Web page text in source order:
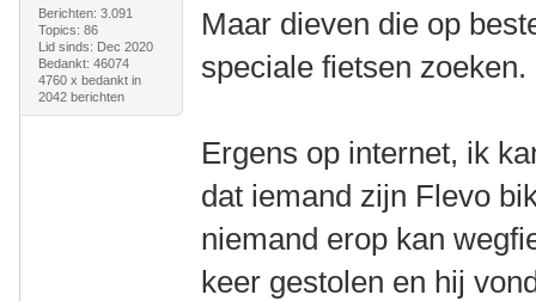
Berichten: 3.091
Topics: 86
Lid sinds: Dec 2020
Bedankt: 46074
4760 x bedankt in
2042 berichten
Maar dieven die op
speciale fietsen zoeken.
Ergens op internet, ik
dat iemand zijn Flevo
niemand erop kan
keer gestolen en hij